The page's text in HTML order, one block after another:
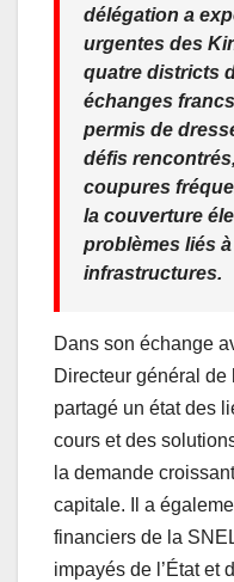
délégation a
urgentes des
quatre districts
échanges
permis de
défis
coupures
la couverture
problèmes liés
infrastructures.
Dans son échange
Directeur général
partagé un état des
cours et des
la demande
capitale. Il a
financiers de la
impayés de l’État et